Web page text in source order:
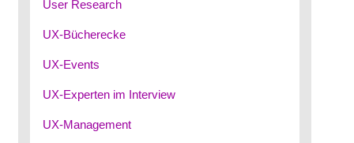
User Research
UX-Bücherecke
UX-Events
UX-Experten im Interview
UX-Management